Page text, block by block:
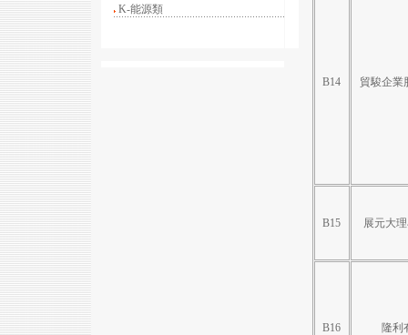
K-能源類
B14 貿駿企業
B15 展元大
B16 隆利